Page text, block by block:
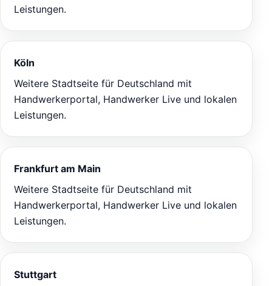
Leistungen.
Köln
Weitere Stadtseite für Deutschland mit
Handwerkerportal, Handwerker Live und lokalen
Leistungen.
Frankfurt am Main
Weitere Stadtseite für Deutschland mit
Handwerkerportal, Handwerker Live und lokalen
Leistungen.
Stuttgart